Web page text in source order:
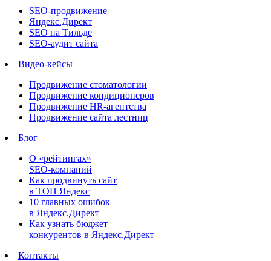
SEO-продвижение
Яндекс.Директ
SEO на Тильде
SEO-аудит сайта
Видео-кейсы
Продвижение стоматологии
Продвижение кондиционеров
Продвижение HR-агентства
Продвижение сайта лестниц
Блог
О «рейтингах»
SEO-компаний
Как продвинуть сайт
в ТОП Яндекс
10 главных ошибок
в Яндекс.Директ
Как узнать бюджет
конкурентов в Яндекс.Директ
Контакты